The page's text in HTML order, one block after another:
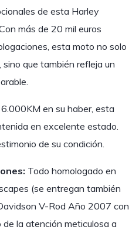
de esta Harley
más de 20 mil euros
esta moto no solo
sino que también refleja un
en su haber, esta
en excelente estado.
de su condición.
Todo homologado en
(se entregan también
V-Rod Año 2007 con
la atención meticulosa a